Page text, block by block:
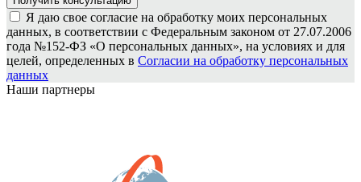
Я даю свое согласие на обработку моих персональных
данных, в соответствии с Федеральным законом от 27.07.2006
года №152-ФЗ «О персональных данных», на условиях и для
целей, определенных в Согласии на обработку персональных
данных
Наши партнеры